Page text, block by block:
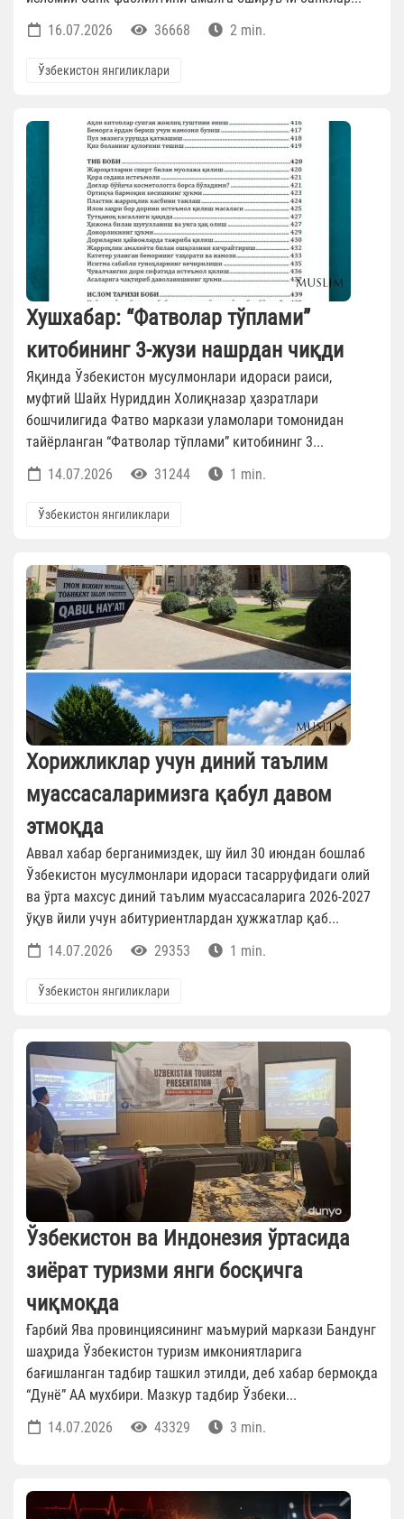
16.07.2026
36668 2 min.
Ўзбекистон янгиликлари
Хушхабар: “Фатволар тўплами”
китобининг 3-жузи нашрдан чиқди
Яқинда Ўзбекистон мусулмонлари идораси раиси,
муфтий Шайх Нуриддин Холиқназар ҳазратлари
бошчилигида Фатво маркази уламолари томонидан
тайёрланган “Фатволар тўплами” китобининг 3...
14.07.2026
31244 1 min.
Ўзбекистон янгиликлари
Хорижликлар учун диний таълим
муассасаларимизга қабул давом
этмоқда
Аввал хабар берганимиздек, шу йил 30 июндан бошлаб
Ўзбекистон мусулмонлари идораси тасарруфидаги олий
ва ўрта махсус диний таълим муассасаларига 2026-2027
ўқув йили учун абитуриентлардан ҳужжатлар қаб...
14.07.2026
29353 1 min.
Ўзбекистон янгиликлари
Ўзбекистон ва Индонезия ўртасида
зиёрат туризми янги босқичга
чиқмоқда
Ғарбий Ява провинциясининг маъмурий маркази Бандунг
шаҳрида Ўзбекистон туризм имкониятларига
бағишланган тадбир ташкил этилди, деб хабар бермоқда
“Дунё” АА мухбири. Мазкур тадбир Ўзбеки...
14.07.2026
43329 3 min.